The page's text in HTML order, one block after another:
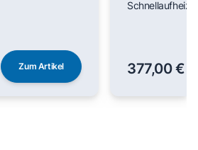
Zum Artikel 377,00 €